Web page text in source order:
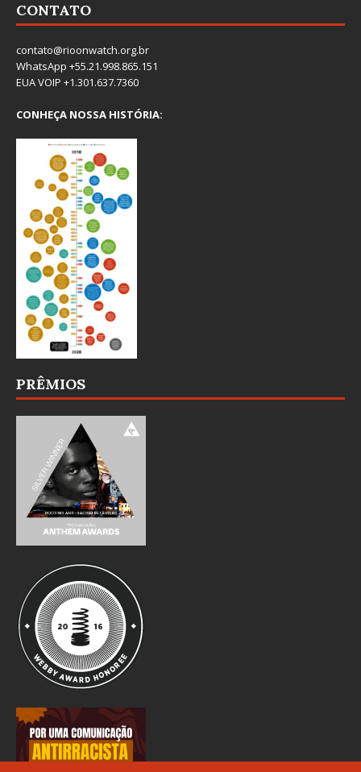
CONTATO
contato@rioonwatch.org.br
WhatsApp +55.21.998.865.151
EUA VOIP +1.301.637.7360
CONHEÇA NOSSA HISTÓRIA:
PRÊMIOS